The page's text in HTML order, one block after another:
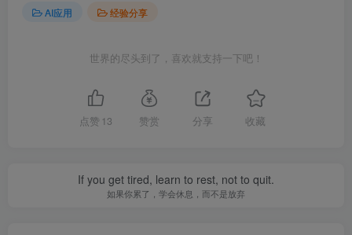
AI应用 经验分享
世界的尽头到了，喜欢就支持一下吧！
点赞 13 赞赏 分享 收藏
If you get tired, learn to rest, not to quit.
如果你累了，学会休息，而不是放弃